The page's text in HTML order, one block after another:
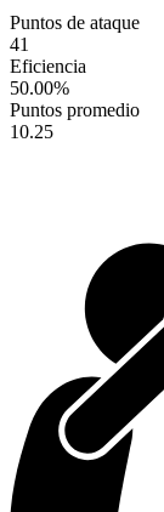
Puntos de ataque
41
Eficiencia
50.00%
Puntos promedio
10.25